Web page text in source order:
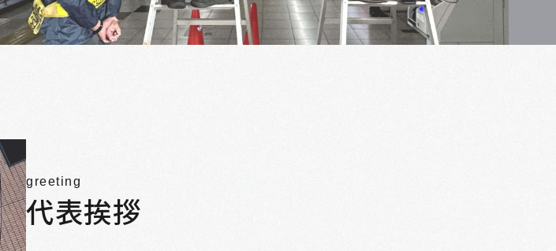
greeting
代表挨拶